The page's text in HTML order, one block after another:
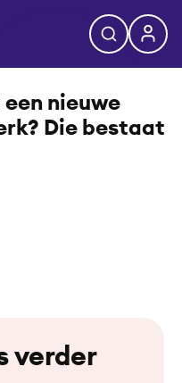
Nathalie van der Straten / EO
nieuwe
Die bestaat
verder